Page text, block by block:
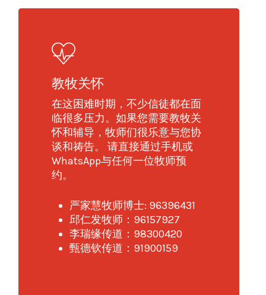
教牧关怀
在这困难时期，不少信徒都在面
临很多压力。如果您需要教牧关
怀和辅导，牧师们很乐意与您协
谈和祷告。 请直接通过手机或
WhatsApp与任何一位牧师预
约。
严家慧牧师博士: 96396431
邱仁发牧师：96157927
李瑞缘传道：98300420
甄德钦传道：91900159